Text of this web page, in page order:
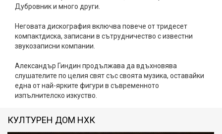
Дубровник и много други.
Неговата дискография включва повече от тридесет
компактдиска, записани в сътрудничество с известни
звукозаписни компании.
Александър Гиндин продължава да вдъхновява
слушателите по целия свят със своята музика, оставайки
една от най-ярките фигури в съвременното
изпълнителско изкуство.
КУЛТУРЕН ДОМ НХК